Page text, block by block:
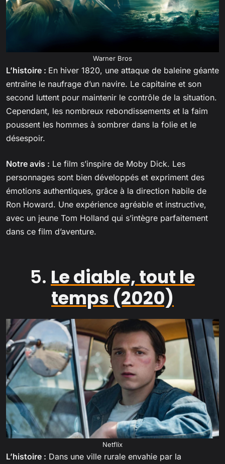
Warner Bros
L’histoire : En hiver 1820, une attaque de baleine géante
entraîne le naufrage d’un navire. Le capitaine et son
second luttent pour maintenir le contrôle de la situation.
Cependant, les nombreux rebondissements et la faim
poussent les hommes à sombrer dans la folie et le
désespoir.
Notre avis : Le film s’inspire de Moby Dick. Les
personnages sont bien développés et expriment des
émotions authentiques, grâce à la direction habile de
Ron Howard. Une expérience agréable et instructive,
avec un jeune Tom Holland qui s’intègre parfaitement
dans ce film d’aventure.
5. Le diable, tout le
temps (2020)
Netflix
L’histoire : Dans une ville rurale envahie par la